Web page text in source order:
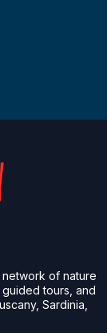
network of nature
tours, and
Sardinia,